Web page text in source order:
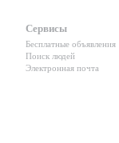
Сервисы
Бесплатные объявления
Поиск людей
Электронная почта